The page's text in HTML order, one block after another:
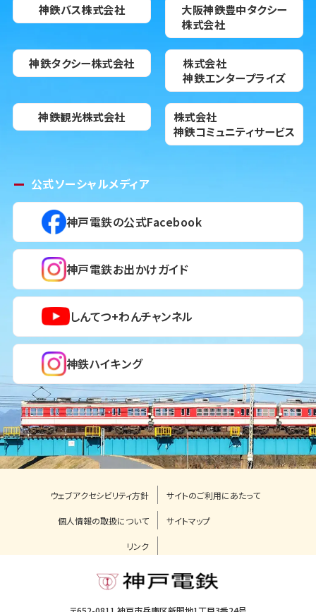
神鉄バス株式会社
大阪神鉄豊中タクシー
株式会社
神鉄タクシー株式会社
株式会社
神鉄エンタープライズ
神鉄観光株式会社
株式会社
神鉄コミュニティサービス
公式ソーシャルメディア
神戸電鉄の公式Facebook
神戸電鉄お出かけガイド
しんてつ+わんチャンネル
神鉄ハイキング
ウェブアクセシビリティ方針 サイトのご利用にあたって
個人情報の取扱について サイトマップ
リンク